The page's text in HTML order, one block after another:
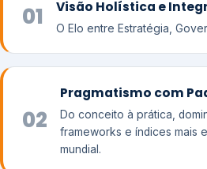
01 Visão Holística e
O Elo entre Estratégia,
02
Pragmatismo com
Do conceito à prática,
frameworks e índices mais
mundial.